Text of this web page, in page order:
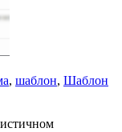
, шаблон, Шаблон